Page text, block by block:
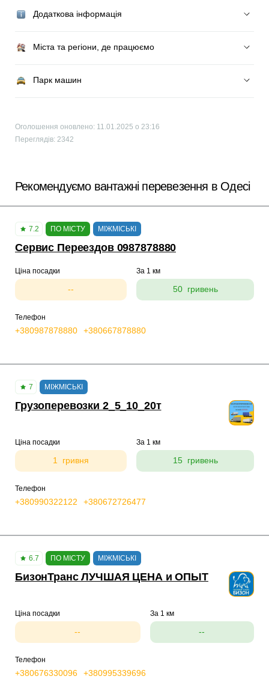
Додаткова інформація
Міста та регіони, де працюємо
Парк машин
Оголошення оновлено: 11.01.2025 о 23:16
Переглядів: 2342
Рекомендуємо вантажні перевезення в Одесі
7.2 ПО МІСТУ МІЖМІСЬКІ
Сервис Переездов 0987878880
Ціна посадки
--
За 1 км
50 гривень
Телефон
+380987878880 +380667878880
7 МІЖМІСЬКІ
Грузоперевозки 2_5_10_20т
Ціна посадки
1 гривня
За 1 км
15 гривень
Телефон
+380990322122 +380672726477
6.7 ПО МІСТУ МІЖМІСЬКІ
БизонТранс ЛУЧШАЯ ЦЕНА и ОПЫТ
Ціна посадки
--
За 1 км
--
Телефон
+380676330096 +380995339696